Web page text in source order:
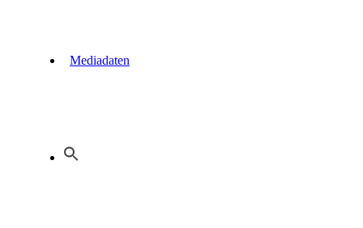
Mediadaten